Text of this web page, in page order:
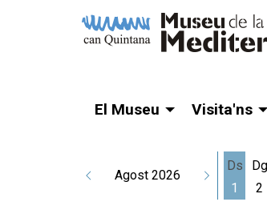
El Museu Visita'ns
Agost 2026
Ds
1
Dg
2